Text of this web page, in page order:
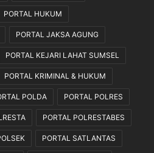
PORTAL HUKUM
PORTAL JAKSA AGUNG
PORTAL KEJARI LAHAT SUMSEL
PORTAL KRIMINAL & HUKUM
POLDA PORTAL POLRES
PORTAL POLRESTABES
PORTAL SATLANTAS